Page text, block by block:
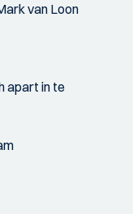
van Loon
apart in te